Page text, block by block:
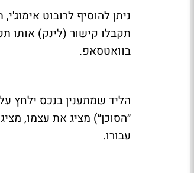
ניתן להוסיף לרובוט
תקבלו קישור (לינק) אותו
בוואטסאפ.
הליד שמתענין בנכס ילחץ
״הסוכן״) מציג את עצמו,
עבורו.